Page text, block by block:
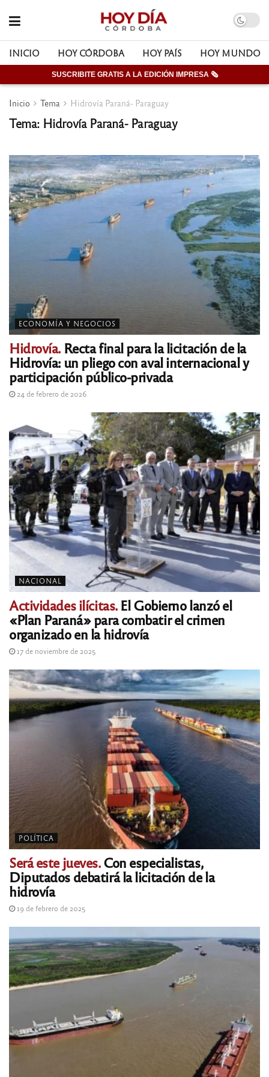
INICIO HOY CÓRDOBA HOY PAÍS HOY MUNDO
SUSCRIBITE GRATIS A LA EDICIÓN IMPRESA 🗞
Inicio Tema Hidrovía Paraná- Paraguay
Tema: Hidrovía Paraná- Paraguay
ECONOMÍA Y NEGOCIOS
Hidrovía. Recta final para la licitación de la
Hidrovía: un pliego con aval internacional y
participación público-privada
24 de febrero de 2026
NACIONAL
Actividades ilícitas.El Gobierno lanzó el
«Plan Paraná» para combatir el crimen
organizado en la hidrovía
17 de noviembre de 2025
POLÍTICA
Será este jueves.Con especialistas,
Diputados debatirá la licitación de la
hidrovía
19 de febrero de 2025